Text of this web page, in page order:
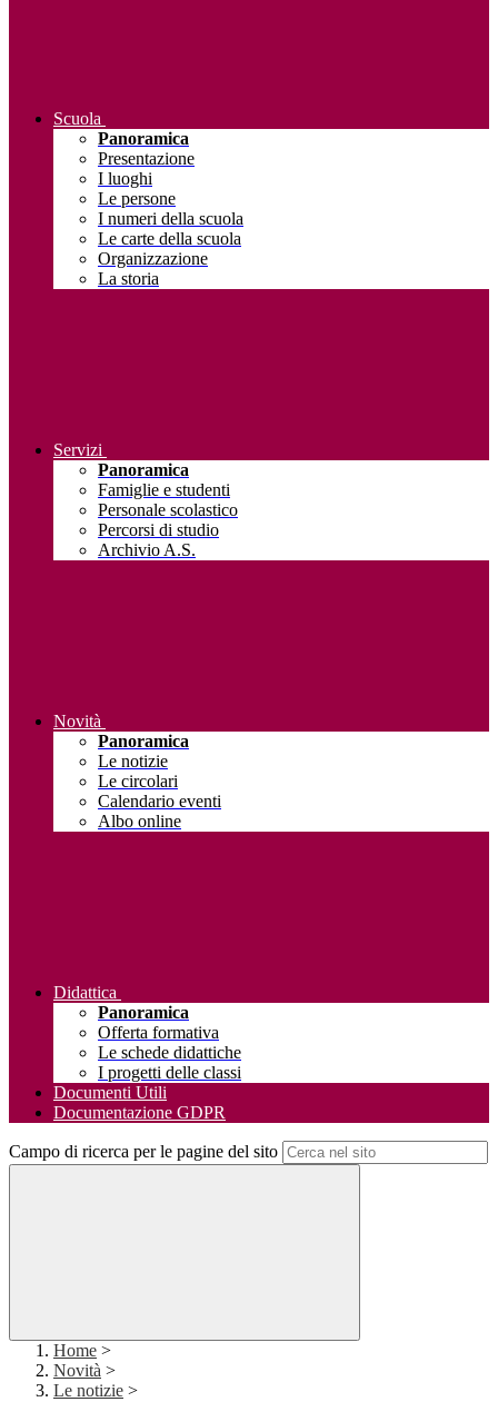
Scuola
Panoramica
Presentazione
I luoghi
Le persone
I numeri della scuola
Le carte della scuola
Organizzazione
La storia
Servizi
Panoramica
Famiglie e studenti
Personale scolastico
Percorsi di studio
Archivio A.S.
Novità
Panoramica
Le notizie
Le circolari
Calendario eventi
Albo online
Didattica
Panoramica
Offerta formativa
Le schede didattiche
I progetti delle classi
Documenti Utili
Documentazione GDPR
Campo di ricerca per le pagine del sito
Home >
Novità >
Le notizie >